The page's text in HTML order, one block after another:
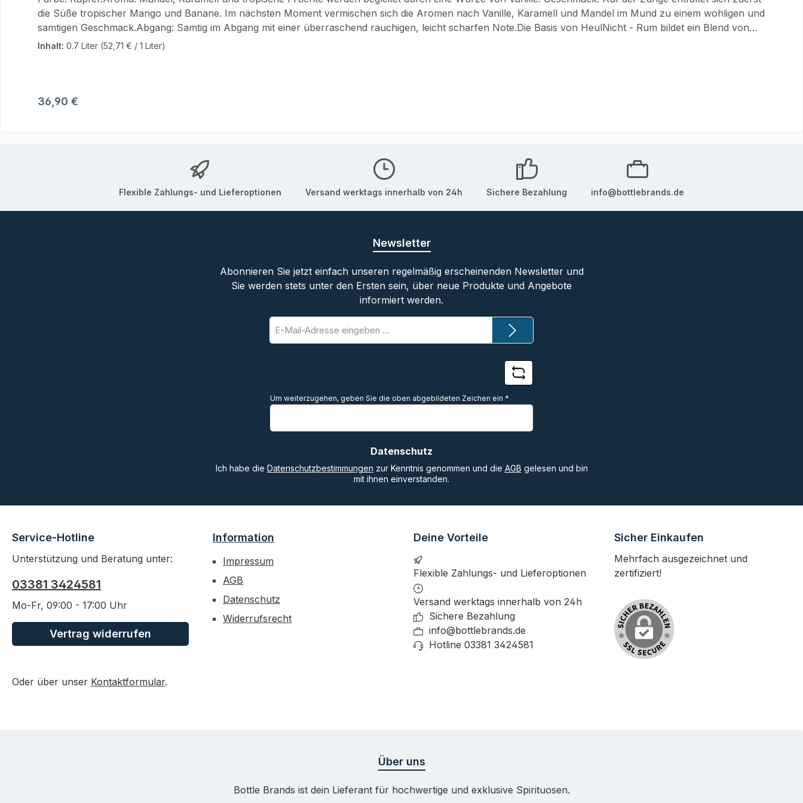
die Süße tropischer Mango und Banane. Im nächsten Moment vermischen sich die Aromen nach Vanille, Karamell und Mandel im Mund zu einem wohligen und
samtigen Geschmack.Abgang: Samtig im Abgang mit einer überraschend rauchigen, leicht scharfen Note.Die Basis von HeulNicht - Rum bildet ein Blend von
Rums aus Jamaica und Nicaragua. Der Mischung aus dem aromatischen Rum aus Jamaica und dem leichten Rum aus Nicaragua, wird in einer
Beelitz, DeutschlandUrsprungsland: Jamaika, Nicaragua
Inhalt: 0.7 Liter (52,71 € / 1 Liter)
Regulärer Preis:
36,90 €
Flexible Zahlungs- und Lieferoptionen Versand werktags innerhalb von 24h Sichere Bezahlung info@bottlebrands.de
Newsletter
Abonnieren Sie jetzt einfach unseren regelmäßig erscheinenden Newsletter und
Sie werden stets unter den Ersten sein, über neue Produkte und Angebote
informiert werden.
E-
Mail-
Adresse
Um weiterzugehen, geben Sie die oben abgebildeten Zeichen ein *
Datenschutz
Ich habe die Datenschutzbestimmungen zur Kenntnis genommen und die AGB gelesen und bin
mit ihnen einverstanden.
Service-Hotline
Unterstützung und Beratung unter:
03381 3424581
Mo-Fr, 09:00 - 17:00 Uhr
Vertrag widerrufen
Oder über unser Kontaktformular.
Information
Impressum
AGB
Datenschutz
Widerrufsrecht
Deine Vorteile
Flexible Zahlungs- und Lieferoptionen
Versand werktags innerhalb von 24h
Sichere Bezahlung
info@bottlebrands.de
Hotline 03381 3424581
Sicher Einkaufen
Mehrfach ausgezeichnet und
zertifiziert!
Über uns
Bottle Brands ist dein Lieferant für hochwertige und exklusive Spirituosen.